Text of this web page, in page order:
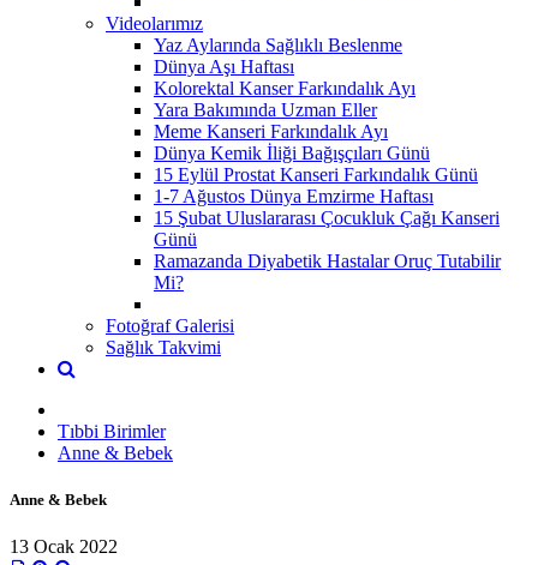
Videolarımız
Yaz Aylarında Sağlıklı Beslenme
Dünya Aşı Haftası
Kolorektal Kanser Farkındalık Ayı
Yara Bakımında Uzman Eller
Meme Kanseri Farkındalık Ayı
Dünya Kemik İliği Bağışçıları Günü
15 Eylül Prostat Kanseri Farkındalık Günü
1-7 Ağustos Dünya Emzirme Haftası
15 Şubat Uluslararası Çocukluk Çağı Kanseri
Günü
Ramazanda Diyabetik Hastalar Oruç Tutabilir
Mi?
Fotoğraf Galerisi
Sağlık Takvimi
Tıbbi Birimler
Anne & Bebek
Anne & Bebek
13 Ocak 2022